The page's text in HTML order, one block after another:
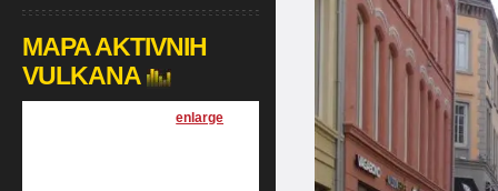
MAPA AKTIVNIH
VULKANA
[enlarge